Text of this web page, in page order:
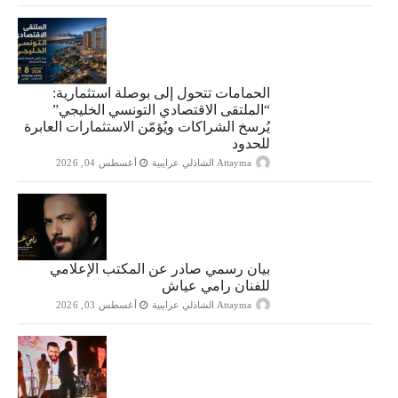
الحمامات تتحول إلى بوصلة استثمارية:
“الملتقى الاقتصادي التونسي الخليجي”
يُرسخ الشراكات ويُؤمّن الاستثمارات العابرة
للحدود
Attayma الشاذلي عرايبية أغسطس 04, 2026
بيان رسمي صادر عن المكتب الإعلامي
للفنان رامي عياش
Attayma الشاذلي عرايبية أغسطس 03, 2026